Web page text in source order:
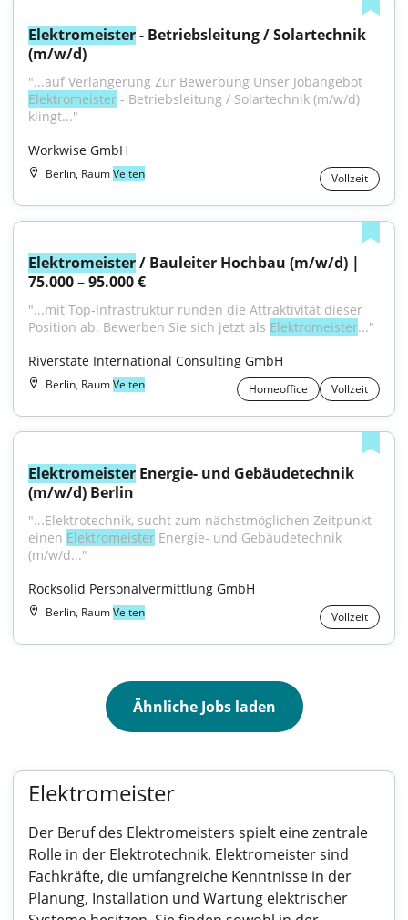
Elektromeister - Betriebsleitung / Solartechnik
(m/w/d)
Elektromeister - Betriebsleitung / Solartechnik (m/w/d)
klingt..."
Workwise GmbH
Berlin, RaumVelten Vollzeit
Elektromeister / Bauleiter Hochbau (m/w/d) |
75.000 – 95.000 €
"...mit Top-Infrastruktur runden die Attraktivität dieser
Position ab. Bewerben Sie sich jetzt als Elektromeister..."
Riverstate International Consulting GmbH
Berlin, RaumVelten Homeoffice Vollzeit
Elektromeister Energie- und Gebäudetechnik
(m/w/d) Berlin
"...Elektrotechnik, sucht zum nächstmöglichen Zeitpunkt
einen Elektromeister Energie- und Gebäudetechnik
(m/w/d..."
Rocksolid Personalvermittlung GmbH
Berlin, RaumVelten Vollzeit
Ähnliche Jobs laden
Elektromeister
Der Beruf des Elektromeisters spielt eine zentrale
Rolle in der Elektrotechnik. Elektromeister sind
Fachkräfte, die umfangreiche Kenntnisse in der
Planung, Installation und Wartung elektrischer